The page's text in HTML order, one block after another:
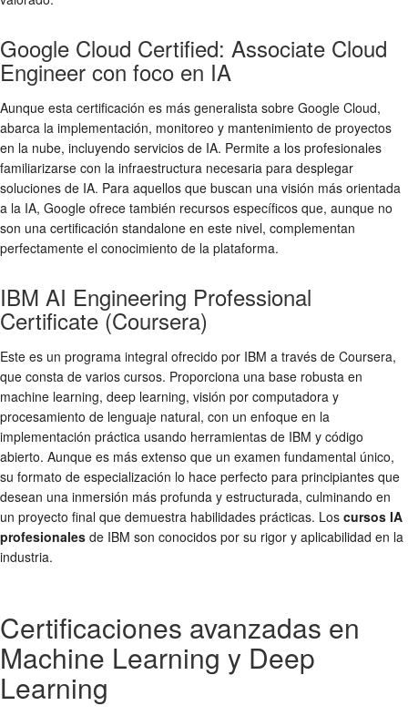
Google Cloud Certified: Associate Cloud
Engineer con foco en IA
Aunque esta certificación es más generalista sobre Google Cloud,
abarca la implementación, monitoreo y mantenimiento de proyectos
en la nube, incluyendo servicios de IA. Permite a los profesionales
familiarizarse con la infraestructura necesaria para desplegar
soluciones de IA. Para aquellos que buscan una visión más orientada
a la IA, Google ofrece también recursos específicos que, aunque no
son una certificación standalone en este nivel, complementan
perfectamente el conocimiento de la plataforma.
IBM AI Engineering Professional
Certificate (Coursera)
Este es un programa integral ofrecido por IBM a través de Coursera,
que consta de varios cursos. Proporciona una base robusta en
machine learning, deep learning, visión por computadora y
procesamiento de lenguaje natural, con un enfoque en la
implementación práctica usando herramientas de IBM y código
abierto. Aunque es más extenso que un examen fundamental único,
su formato de especialización lo hace perfecto para principiantes que
desean una inmersión más profunda y estructurada, culminando en
un proyecto final que demuestra habilidades prácticas. Los cursos IA
profesionales de IBM son conocidos por su rigor y aplicabilidad en la
industria.
Certificaciones avanzadas en
Machine Learning y Deep
Learning